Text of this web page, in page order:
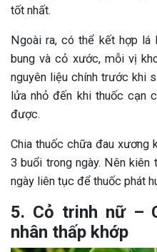
tốt nhất.
Ngoài ra, có thể kết hợp
bung và cỏ xước, mỗi vị
nguyên liệu chính trước khi
lửa nhỏ đến khi thuốc cạn
được.
Chia thuốc chữa đau xương
3 buổi trong ngày. Nên
ngày liên tục để thuốc phát
5. Cỏ trinh nữ –
nhân thấp khớp